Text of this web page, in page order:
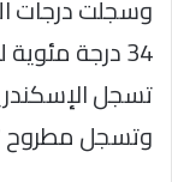
وسجلت درجات
وتسجل مطروح 27 للعظمى و19 للصغرى.